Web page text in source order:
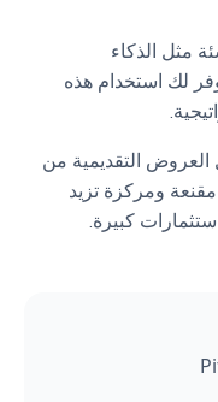
مثل الذكاء
لك استخدام هذه
العروض التقديمية من
ومركزة تزيد
كبيرة.